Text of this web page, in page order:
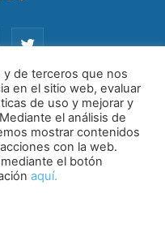
|Política de privacidad
y de terceros que nos
en el sitio web, evaluar
de uso y mejorar y
el análisis de
mostrar contenidos
con la web.
el botón
aquí.